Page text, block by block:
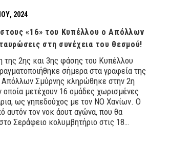
2024
«16» του Κυπέλλου ο Απόλλων
στη συνέχεια του θεσμού!
2ης και 3ης φάσης του Κυπέλλου
σήμερα στα γραφεία της
Σμύρνης κληρώθηκε στην 2η
οποία μετέχουν 16 ομάδες χωρισμένες
ως γηπεδούχος με τον ΝΟ Χανίων. Ο
αυτόν τον νοκ άουτ αγώνα, που θα
Σεράφειο κολυμβητήριο στις 18…